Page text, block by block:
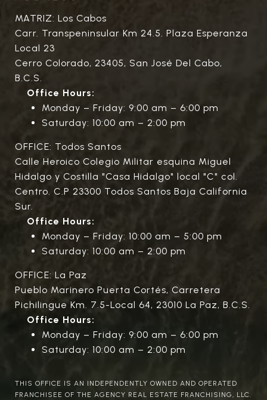
MATRIZ: Los Cabos
Carr. Transpeninsular Km 24.5. Plaza Esperanza
Local 23
Cerro Colorado, 23405, San José Del Cabo,
B.C.S.
Office Hours:
Monday – Friday: 9:00 am – 6:00 pm
Saturday: 10:00 am – 2:00 pm
OFFICE: Todos Santos
Calle Heroico Colegio Militar esquina Miguel
Hidalgo y Costilla "Casa Hidalgo" local "C" col.
Centro. C.P 23300 Todos Santos Baja California
Sur.
Office Hours:
Monday – Friday: 10:00 am – 5:00 pm
Saturday: 10:00 am – 2:00 pm
OFFICE: La Paz
Pueblo Marinero Puerta Cortés, Carretera
Pichilingue Km. 7.5-Local 64, 23010 La Paz, B.C.S.
Office Hours:
Monday – Friday: 9:00 am – 6:00 pm
Saturday: 10:00 am – 2:00 pm
THIS OFFICE IS AN INDEPENDENTLY OWNED AND OPERATED
FRANCHISEE OF THE AGENCY REAL ESTATE FRANCHISING, LLC.